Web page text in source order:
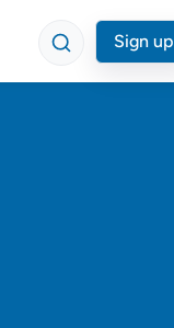
Sign up